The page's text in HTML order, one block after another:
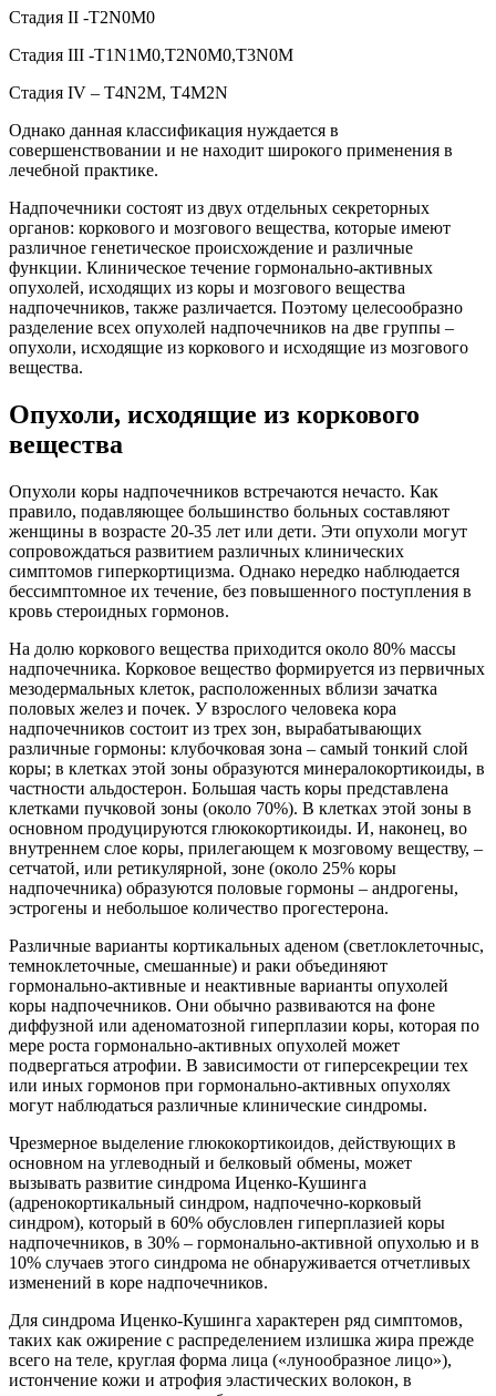
Стадия II -T2N0M0
Стадия III -T1N1M0,T2N0M0,T3N0M
Стадия IV – T4N2M, T4M2N
Однако данная классификация нуждается в
совершенствовании и не находит широкого применения в
лечебной практике.
Надпочечники состоят из двух отдельных секреторных
органов: коркового и мозгового вещества, которые имеют
различное генетическое происхождение и различные
функции. Клиническое течение гормонально-активных
опухолей, исходящих из коры и мозгового вещества
надпочечников, также различается. Поэтому целесообразно
разделение всех опухолей надпочечников на две группы –
опухоли, исходящие из коркового и исходящие из мозгового
вещества.
Опухоли, исходящие из коркового
вещества
Опухоли коры надпочечников встречаются нечасто. Как
правило, подавляющее большинство больных составляют
женщины в возрасте 20-35 лет или дети. Эти опухоли могут
сопровождаться развитием различных клинических
симптомов гиперкортицизма. Однако нередко наблюдается
бессимптомное их течение, без повышенного поступления в
кровь стероидных гормонов.
На долю коркового вещества приходится около 80% массы
надпочечника. Корковое вещество формируется из первичных
мезодермальных клеток, расположенных вблизи зачатка
половых желез и почек. У взрослого человека кора
надпочечников состоит из трех зон, вырабатывающих
различные гормоны: клубочковая зона – самый тонкий слой
коры; в клетках этой зоны образуются минералокортикоиды, в
частности альдостерон. Большая часть коры представлена
клетками пучковой зоны (около 70%). В клетках этой зоны в
основном продуцируются глюкокортикоиды. И, наконец, во
внутреннем слое коры, прилегающем к мозговому веществу, –
сетчатой, или ретикулярной, зоне (около 25% коры
надпочечника) образуются половые гормоны – андрогены,
эстрогены и небольшое количество прогестерона.
Различные варианты кортикальных аденом (светлоклеточныс,
темноклеточные, смешанные) и раки объединяют
гормонально-активные и неактивные варианты опухолей
коры надпочечников. Они обычно развиваются на фоне
диффузной или аденоматозной гиперплазии коры, которая по
мере роста гормонально-активных опухолей может
подвергаться атрофии. В зависимости от гиперсекреции тех
или иных гормонов при гормонально-активных опухолях
могут наблюдаться различные клинические синдромы.
Чрезмерное выделение глюкокортикоидов, действующих в
основном на углеводный и белковый обмены, может
вызывать развитие синдрома Иценко-Кушинга
(адренокортикальный синдром, надпочечно-корковый
синдром), который в 60% обусловлен гиперплазией коры
надпочечников, в 30% – гормонально-активной опухолью и в
10% случаев этого синдрома не обнаруживается отчетливых
изменений в коре надпочечников.
Для синдрома Иценко-Кушинга характерен ряд симптомов,
таких как ожирение с распределением излишка жира прежде
всего на теле, круглая форма лица («лунообразное лицо»),
истончение кожи и атрофия эластических волокон, в